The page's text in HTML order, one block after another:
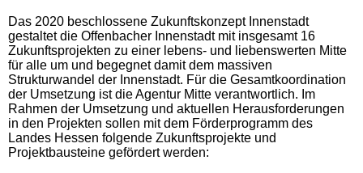
Das 2020 beschlossene Zukunftskonzept Innenstadt
gestaltet die Offenbacher Innenstadt mit insgesamt 16
Zukunftsprojekten zu einer lebens- und liebenswerten Mitte
für alle um und begegnet damit dem massiven
Strukturwandel der Innenstadt. Für die Gesamtkoordination
der Umsetzung ist die Agentur Mitte verantwortlich. Im
Rahmen der Umsetzung und aktuellen Herausforderungen
in den Projekten sollen mit dem Förderprogramm des
Landes Hessen folgende Zukunftsprojekte und
Projektbausteine gefördert werden: